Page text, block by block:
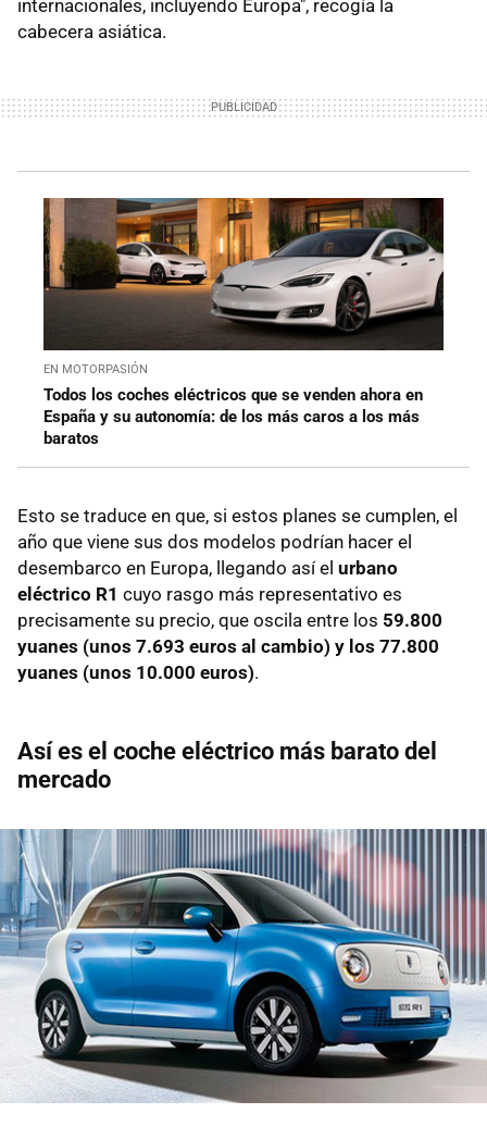
internacionales, incluyendo Europa", recogía la
cabecera asiática.
EN MOTORPASIÓN
Todos los coches eléctricos que se venden ahora en
España y su autonomía: de los más caros a los más
baratos
Esto se traduce en que, si estos planes se cumplen, el
año que viene sus dos modelos podrían hacer el
desembarco en Europa, llegando así el urbano
eléctrico R1 cuyo rasgo más representativo es
precisamente su precio, que oscila entre los 59.800
yuanes (unos 7.693 euros al cambio) y los 77.800
yuanes (unos 10.000 euros).
Así es el coche eléctrico más barato del
mercado